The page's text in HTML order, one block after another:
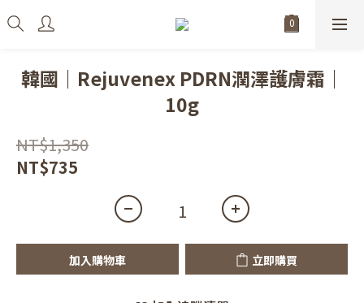
韓國｜Rejuvenex PDRN潤澤護膚霜｜
10g
NT$1,350
NT$735
加入購物車 立即購買